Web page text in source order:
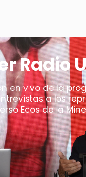
en vivo de la
a los
Ecos de la